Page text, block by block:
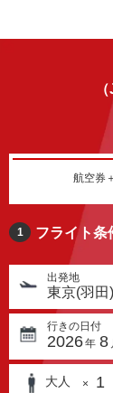
航空券
1 フライト条
出発地
東京(羽田)
行きの日付
2026年 8
大人 × 1